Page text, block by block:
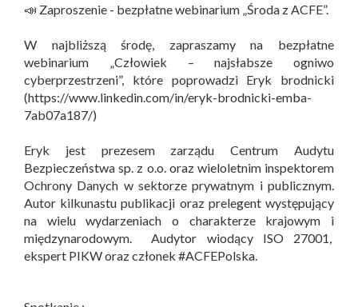
📣 Zaproszenie - bezpłatne webinarium „Środa z ACFE”.
W najbliższą środę, zapraszamy na bezpłatne
webinarium „Człowiek – najsłabsze ogniwo
cyberprzestrzeni”, które poprowadzi Eryk brodnicki
(https://www.linkedin.com/in/eryk-brodnicki-emba-
7ab07a187/)
Eryk jest prezesem zarządu Centrum Audytu
Bezpieczeństwa sp. z o.o. oraz wieloletnim inspektorem
Ochrony Danych w sektorze prywatnym i publicznym.
Autor kilkunastu publikacji oraz prelegent występujący
na wielu wydarzeniach o charakterze krajowym i
międzynarodowym. Audytor wiodący ISO 27001,
ekspert PIKW oraz członek #ACFEPolska.